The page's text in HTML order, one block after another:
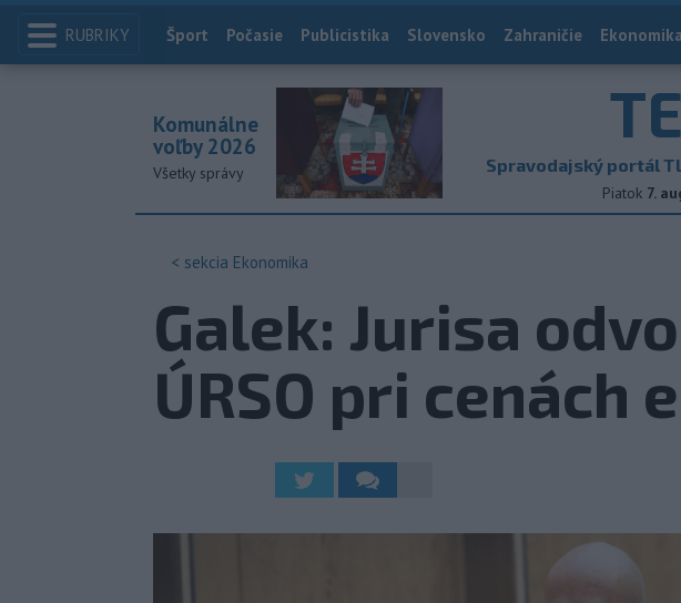
RUBRIKY Index
Šport Počasie Publicistika Slovensko Zahraničie Ekonomika
Spravodajský portál
Piatok 7.
Komunálne
voľby 2026
Všetky správy
< sekcia Ekonomika
Galek: Jurisa
ÚRSO pri cenách